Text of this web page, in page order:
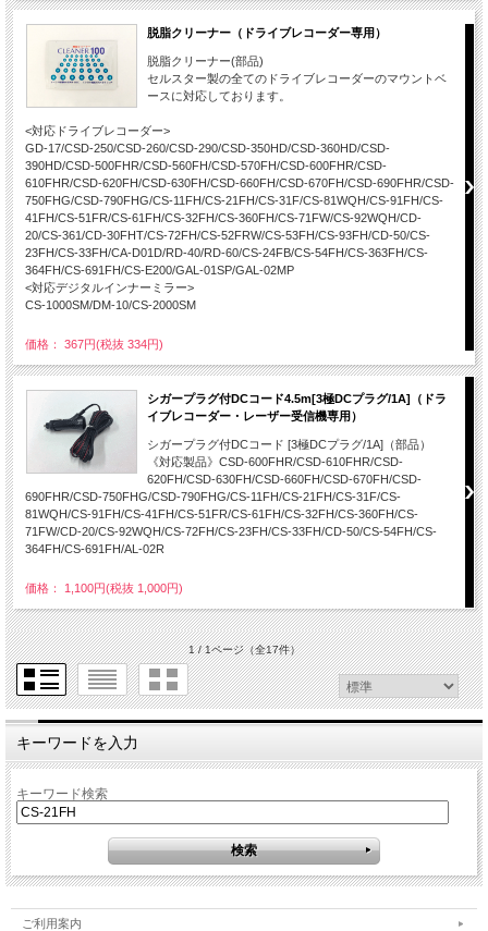
脱脂クリーナー（ドライブレコーダー専用）
脱脂クリーナー(部品)
セルスター製の全てのドライブレコーダーのマウントベ
ースに対応しております。
<対応ドライブレコーダー>
GD-17/CSD-250/CSD-260/CSD-290/CSD-350HD/CSD-360HD/CSD-
390HD/CSD-500FHR/CSD-560FH/CSD-570FH/CSD-600FHR/CSD-
610FHR/CSD-620FH/CSD-630FH/CSD-660FH/CSD-670FH/CSD-690FHR/CSD-
750FHG/CSD-790FHG/CS-11FH/CS-21FH/CS-31F/CS-81WQH/CS-91FH/CS-
41FH/CS-51FR/CS-61FH/CS-32FH/CS-360FH/CS-71FW/CS-92WQH/CD-
20/CS-361/CD-30FHT/CS-72FH/CS-52FRW/CS-53FH/CS-93FH/CD-50/CS-
23FH/CS-33FH/CA-D01D/RD-40/RD-60/CS-24FB/CS-54FH/CS-363FH/CS-
364FH/CS-691FH/CS-E200/GAL-01SP/GAL-02MP
<対応デジタルインナーミラー>
CS-1000SM/DM-10/CS-2000SM
価格： 367円(税抜 334円)
シガープラグ付DCコード4.5m[3極DCプラグ/1A]（ドラ
イブレコーダー・レーザー受信機専用）
シガープラグ付DCコード [3極DCプラグ/1A]（部品）
《対応製品》CSD-600FHR/CSD-610FHR/CSD-
620FH/CSD-630FH/CSD-660FH/CSD-670FH/CSD-
690FHR/CSD-750FHG/CSD-790FHG/CS-11FH/CS-21FH/CS-31F/CS-
81WQH/CS-91FH/CS-41FH/CS-51FR/CS-61FH/CS-32FH/CS-360FH/CS-
71FW/CD-20/CS-92WQH/CS-72FH/CS-23FH/CS-33FH/CD-50/CS-54FH/CS-
364FH/CS-691FH/AL-02R
価格： 1,100円(税抜 1,000円)
1 / 1ページ（全17件）
キーワードを入力
キーワード検索
ご利用案内